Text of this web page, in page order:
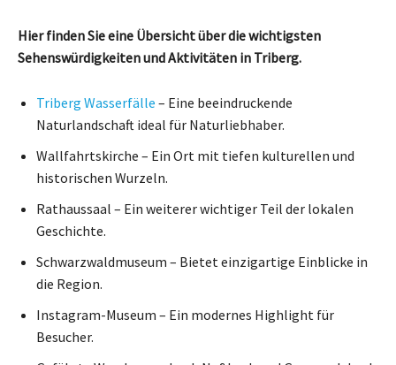
Hier finden Sie eine Übersicht über die wichtigsten
Sehenswürdigkeiten und Aktivitäten in Triberg.
Triberg Wasserfälle – Eine beeindruckende
Naturlandschaft ideal für Naturliebhaber.
Wallfahrtskirche – Ein Ort mit tiefen kulturellen und
historischen Wurzeln.
Rathaussaal – Ein weiterer wichtiger Teil der lokalen
Geschichte.
Schwarzwaldmuseum – Bietet einzigartige Einblicke in
die Region.
Instagram-Museum – Ein modernes Highlight für
Besucher.